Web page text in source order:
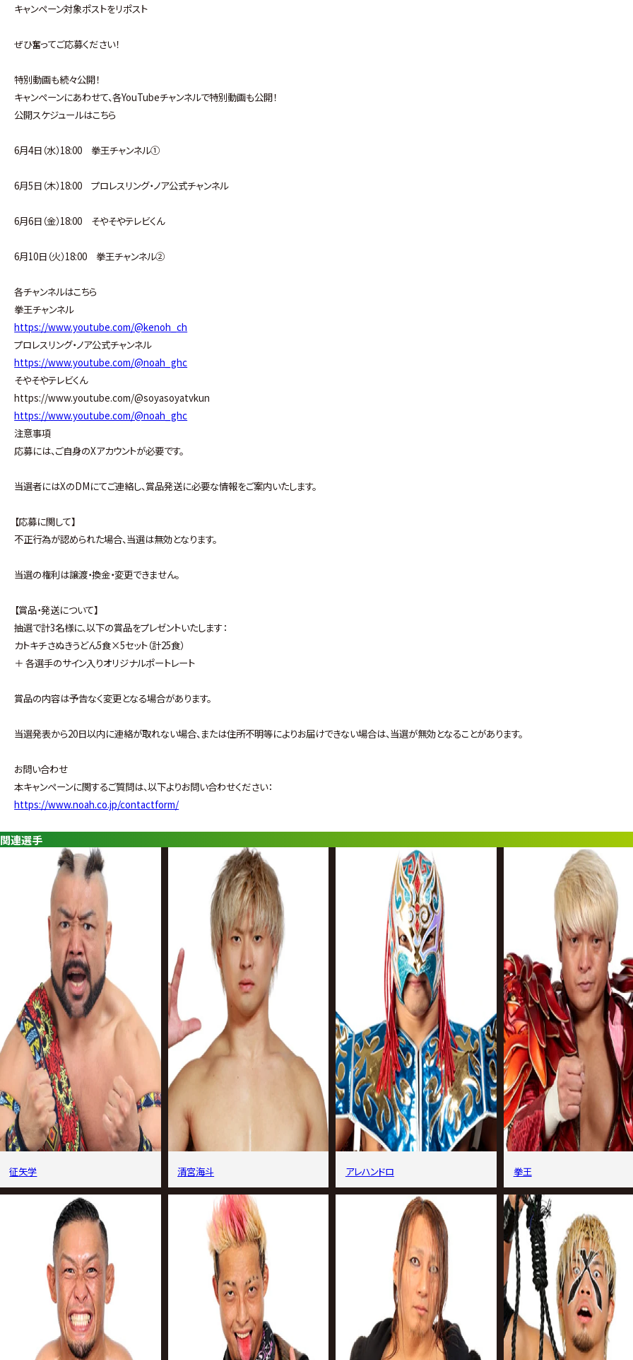
キャンペーン対象ポストをリポスト
ぜひ奮ってご応募ください！
特別動画も続々公開！
キャンペーンにあわせて、各YouTubeチャンネルで特別動画も公開！
公開スケジュールはこちら
6月4日（水）18:00 拳王チャンネル①
6月5日（木）18:00 プロレスリング・ノア公式チャンネル
6月6日（金）18:00 そやそやテレビくん
6月10日（火）18:00 拳王チャンネル②
各チャンネルはこちら
拳王チャンネル
https://www.youtube.com/@kenoh_ch
プロレスリング・ノア公式チャンネル
https://www.youtube.com/@noah_ghc
そやそやテレビくん
https://www.youtube.com/@soyasoyatvkun
https://www.youtube.com/@noah_ghc
注意事項
応募には、ご自身のXアカウントが必要です。
当選者にはXのDMにてご連絡し、賞品発送に必要な情報をご案内いたします。
【応募に関して】
不正行為が認められた場合、当選は無効となります。
当選の権利は譲渡・換金・変更できません。
【賞品・発送について】
抽選で計3名様に、以下の賞品をプレゼントいたします：
カトキチさぬきうどん5食×5セット（計25食）
＋ 各選手のサイン入りオリジナルポートレート
賞品の内容は予告なく変更となる場合があります。
当選発表から20日以内に連絡が取れない場合、または住所不明等によりお届けできない場合は、当選が無効となることがあります。
お問い合わせ
本キャンペーンに関するご質問は、以下よりお問い合わせください：
https://www.noah.co.jp/contactform/
関連選手
征矢学 清宮海斗 アレハンドロ 拳王